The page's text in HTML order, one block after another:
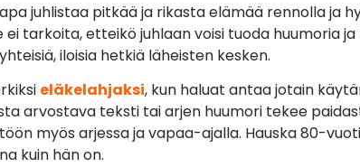
juhlistaa pitkää ja rikasta elämää rennolla ja
tarkoita, etteikö juhlaan voisi tuoda huumoria
iloisia hetkiä läheisten kesken.
eläkelahjaksi, kun haluat antaa jotain
arvostava teksti tai arjen huumori tekee
myös arjessa ja vapaa-ajalla. Hauska 80-
kuin hän on.